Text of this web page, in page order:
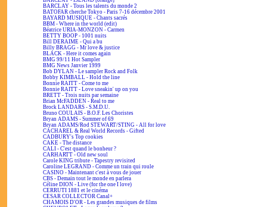
BARCLAY - Tous les talents du monde 2
BATOFAR cherche Tokyo - Paris 7-16 décembre 2001
BAYARD MUSIQUE - Chants sacrés
BBM - Where in the world (edit)
Béatrice URIA-MONZON - Carmen
BETTY BOOP - 1001 nuits
Bill DERAIME - Qui a bu
Billy BRAGG - Mr love & justice
BLACK - Here it comes again
BMG 99/11 Hot Sampler
BMG News Janvier 1999
Bob DYLAN - Le sampler Rock and Folk
Bobby KIMBALL - Hold the line
Bonnie RAITT - Come to me
Bonnie RAITT - Love sneakin' up on you
BRETT - Trois nuits par semaine
Brian McFADDEN - Real to me
Brock LANDARS - S.M.D.U.
Bruno COULAIS - B.O.F. Les Choristes
Bryan ADAMS - Summer of 69
Bryan ADAMS/Rod STEWART/STING - All for love
CACHAREL & Real World Records - Gifted
CADBURY's Top cookies
CAKE - The distance
CALI - C'est quand le bonheur ?
CARHARTT - Old new soul
Carole KING tribute - Tapestry revisited
Caroline LEGRAND - Comme un train qui roule
CASINO - Maintenant c'est à vous de jouer
CBS - Demain tout le monde en parlera
Céline DION - Live (for the one I love)
CERRUTI 1881 et le cinéma
CESAR COLLECTOR Canal+
CHAMOIS D'OR - Les grandes musiques de films